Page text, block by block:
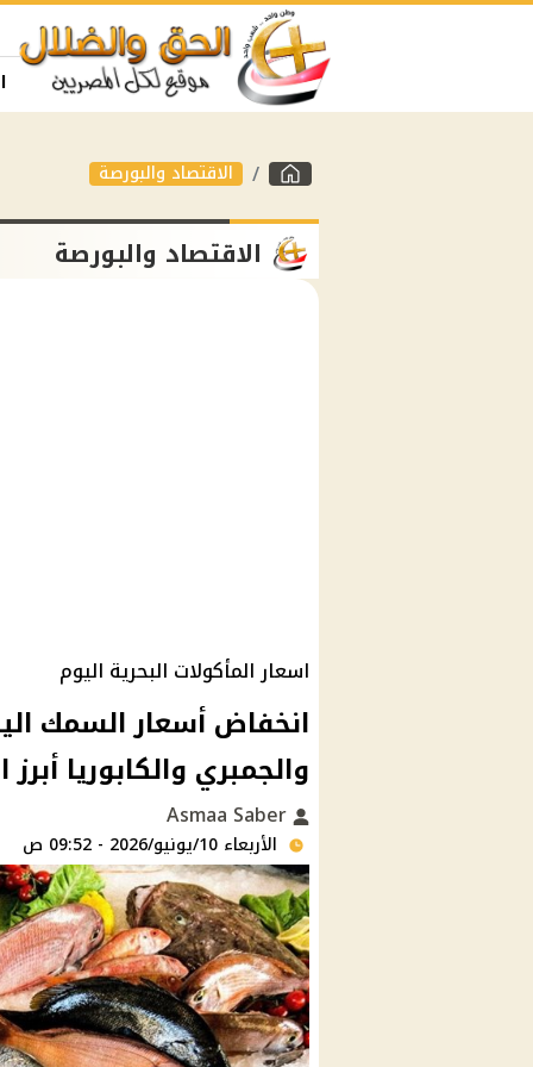
الاقتصاد والبورصة
الاقتصاد والبورصة
اسعار المأكولات البحرية اليوم
انخفاض أسعار السمك
والجمبري والكابوريا
الأربعاء 10/يونيو/2026 - 09:52 ص